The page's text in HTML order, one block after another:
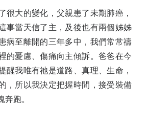
很大的變化，父親患了未期肺癌，
事當天信了主，及後也有兩個姊姊
病至離開的三年多中，我們常常禱
的憂慮、傷痛向主傾訴。爸爸在今
醒我唯有祂是道路、真理、生命，
，所以我決定把握時間，接受裝備
跑。